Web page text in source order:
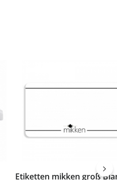
Etiketten mikken groß